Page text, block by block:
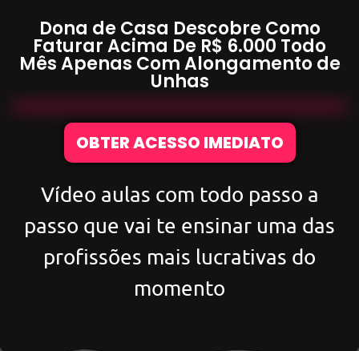
Dona de Casa Descobre Como
Faturar Acima De R$ 6.000 Todo
Mês Apenas ComAlongamento de
Unhas
OBTER ACESSO IMEDIATO
Vídeo aulas com todo passo a
passo que vai te ensinar uma das
profissões mais lucrativas do
momento